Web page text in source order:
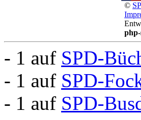
©
- 1 auf SPD-
- 1 auf SPD-
- 1 auf SPD-